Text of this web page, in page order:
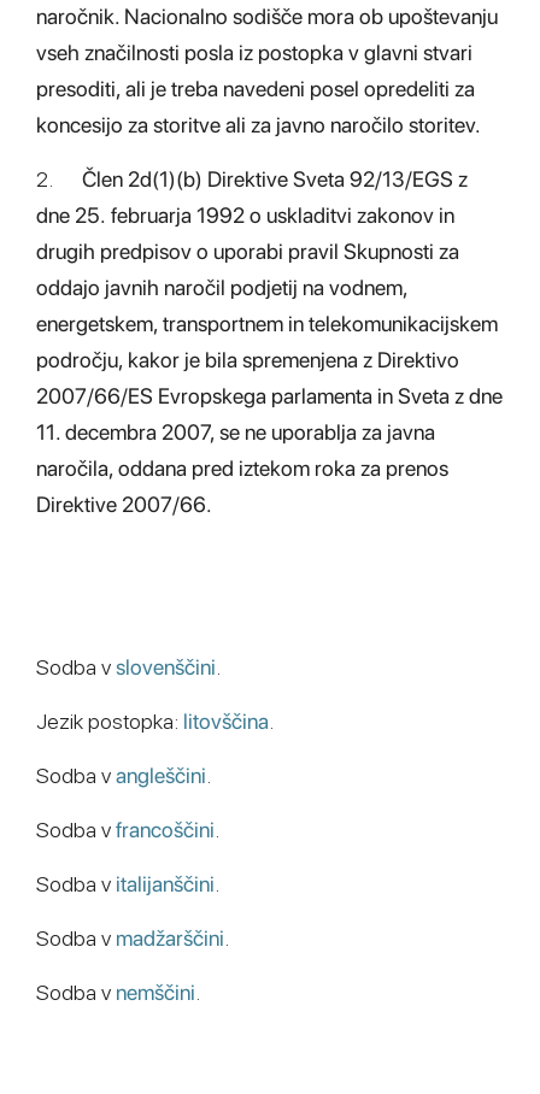
naročnik. Nacionalno sodišče mora ob upoštevanju
vseh značilnosti posla iz postopka v glavni stvari
presoditi, ali je treba navedeni posel opredeliti za
koncesijo za storitve ali za javno naročilo storitev.
2. Člen 2d(1)(b) Direktive Sveta 92/13/EGS z
dne 25. februarja 1992 o uskladitvi zakonov in
drugih predpisov o uporabi pravil Skupnosti za
oddajo javnih naročil podjetij na vodnem,
energetskem, transportnem in telekomunikacijskem
področju, kakor je bila spremenjena z Direktivo
2007/66/ES Evropskega parlamenta in Sveta z dne
11. decembra 2007, se ne uporablja za javna
naročila, oddana pred iztekom roka za prenos
Direktive 2007/66.
Sodba vslovenščini
Jezik postopka: litovščina
Sodba vangleščini
Sodba vfrancoščini
Sodba v italijanščini
Sodba v madžarščini
Sodba v nemščini